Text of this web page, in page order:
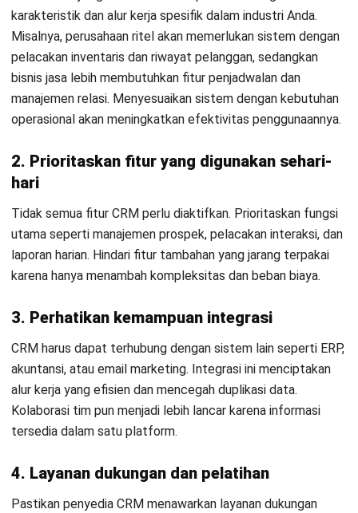
Zoho CRM
Microsoft Dynamics 365
membantu perusahaan memahami dan mengelola bisnis
secara lebih efektif.
Chelsea Gunawan, B.Acc.
Senior Business Development Manager
Chelsea adalah seorang pakar yang memiliki gelar
manajemen keuangan. alam analisis bisnis dan
manajemen keuangan. Latar belakang akuntansi ini
membentuk pendekatan analisisnya dalam memahami
dinamika bisnis dan strategi pertumbuhan perusahaan.
Selama lima tahun terakhir, Chelsea mulai berkecimpung
dalam dunia business development di HashMicro, yang
negosiasi, pembangunan kemitraan strategis, serta
pengelolaan pipeline penjualan untuk mendorong
pertumbuhan bisnis yang berkelanjutan.
HashMicro berpegang pada standar editorial yang ketat
dan menggunakan sumber utama seperti regulasi
untuk memastikan konten yang akurat dan relevan.